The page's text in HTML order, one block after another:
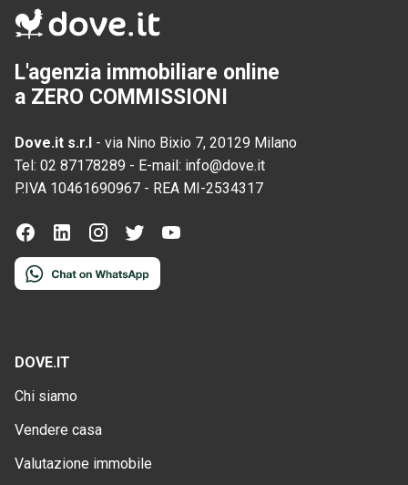
L'agenzia immobiliare online
a ZERO COMMISSIONI
Dove.it s.r.l - via Nino Bixio 7, 20129 Milano
Tel: 02 87178289 - E-mail: info@dove.it
P.IVA 10461690967 - REA MI-2534317
DOVE.IT
Chi siamo
Vendere casa
Valutazione immobile